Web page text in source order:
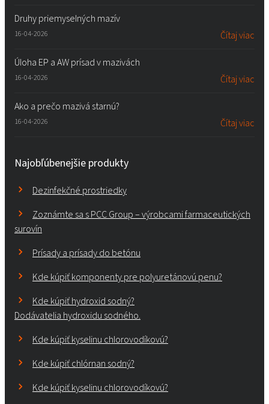
Druhy priemyselných mazív
16-04-2026 Čítaj viac
Úloha EP a AW prísad v mazivách
16-04-2026 Čítaj viac
Ako a prečo mazivá starnú?
16-04-2026 Čítaj viac
Najobľúbenejšie produkty
Dezinfekčné prostriedky
Zoznámte sa s PCC Group – výrobcami farmaceutických
surovín
Prísady a prísady do betónu
Kde kúpiť komponenty pre polyuretánovú penu?
Kde kúpiť hydroxid sodný?
Dodávatelia hydroxidu sodného.
Kde kúpiť kyselinu chlorovodíkovú?
Kde kúpiť chlórnan sodný?
Kde kúpiť kyselinu chlorovodíkovú?